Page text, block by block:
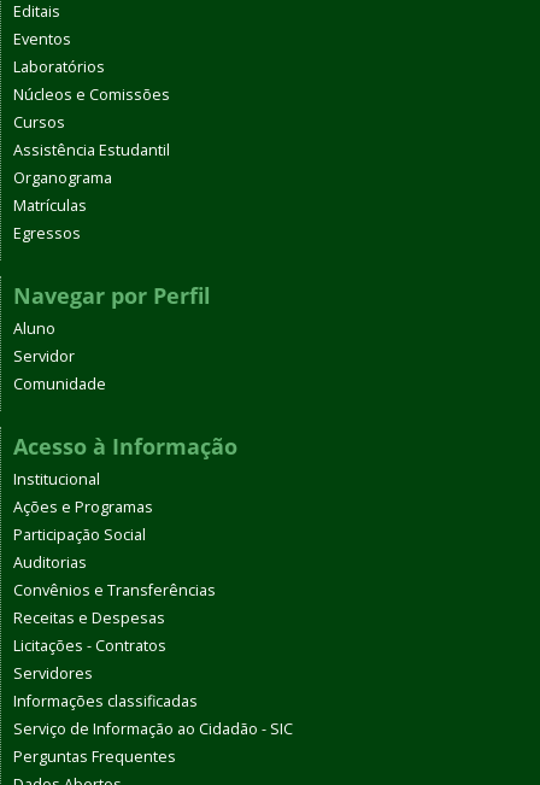
Editais
Eventos
Laboratórios
Núcleos e Comissões
Cursos
Assistência Estudantil
Organograma
Matrículas
Egressos
Navegar por Perfil
Aluno
Servidor
Comunidade
Acesso à Informação
Institucional
Ações e Programas
Participação Social
Auditorias
Convênios e Transferências
Receitas e Despesas
Licitações - Contratos
Servidores
Informações classificadas
Serviço de Informação ao Cidadão - SIC
Perguntas Frequentes